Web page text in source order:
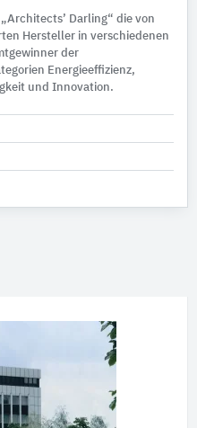
Darling“ die von
Hersteller in verschiedenen
der
Energieeffizienz,
und Innovation.